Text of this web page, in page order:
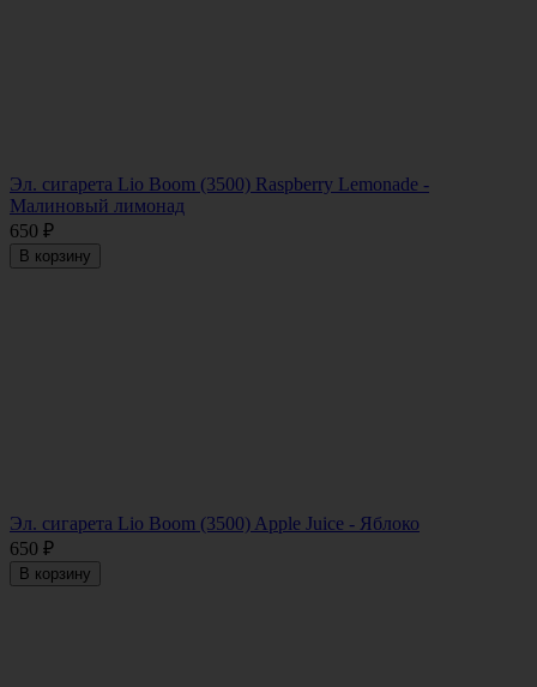
Эл. сигарета Lio Boom (3500) Raspberry Lemonade -
Малиновый лимонад
650 ₽
В корзину
Эл. сигарета Lio Boom (3500) Apple Juice - Яблоко
650 ₽
В корзину